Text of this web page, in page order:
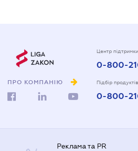
ПРО КОМПАНІЮ
Центр
0-800-
Підбір
0-800-
Реклама та PR